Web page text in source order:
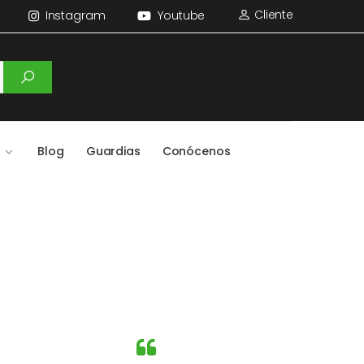
Instagram Youtube Cliente
Blog Guardias Conócenos